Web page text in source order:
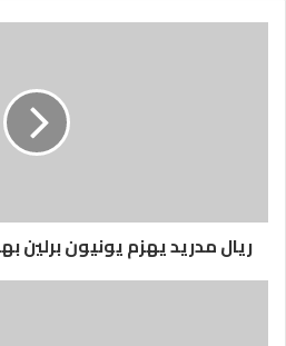
ريال مدريد يهزم يونيون برلين